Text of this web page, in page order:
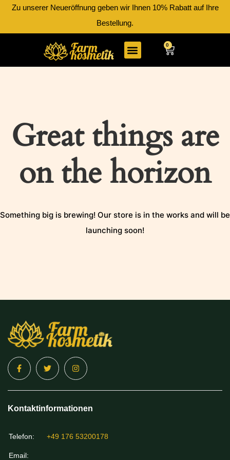
Zu unserer Neueröffnung geben wir Ihnen 10% Rabatt auf Ihre
Bestellung.
0
Great things are
on the horizon
Something big is brewing! Our store is in the works and will be
launching soon!
Kontaktinformationen
Telefon: +49 176 53200178
Email: